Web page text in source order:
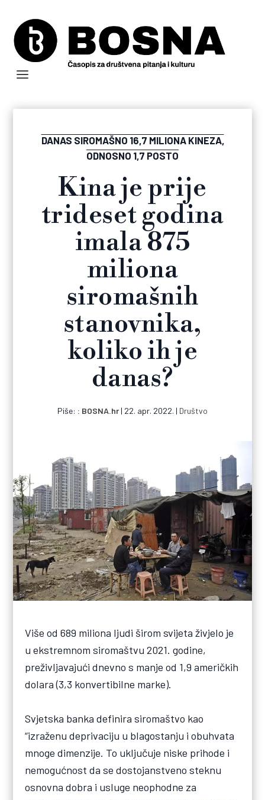
DANAS SIROMAŠNO 16,7 MILIONA KINEZA,
ODNOSNO 1,7 POSTO
Kina je prije
trideset godina
imala 875
miliona
siromašnih
stanovnika,
koliko ih je
danas?
Piše: BOSNA.hr| 22. apr. 2022. | Društvo
Više od 689 miliona ljudi širom svijeta živjelo je
u ekstremnom siromaštvu 2021. godine,
preživljavajući dnevno s manje od 1,9 američkih
dolara (3,3 konvertibilne marke).
Svjetska banka definira siromaštvo kao
“izraženu deprivaciju u blagostanju i obuhvata
mnoge dimenzije. To uključuje niske prihode i
nemogućnost da se dostojanstveno steknu
osnovna dobra i usluge neophodne za